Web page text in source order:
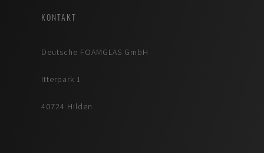
KONTAKT
Deutsche FOAMGLAS GmbH
Itterpark 1
40724 Hilden